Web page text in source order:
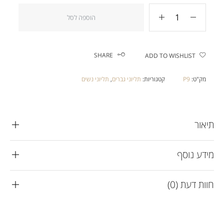
הוספה לסל
ADD TO WISHLIST
SHARE
מק"ט: P9 קטגוריות: תליוני גברים, תליוני נשים
תיאור
מידע נוסף
חוות דעת (0)